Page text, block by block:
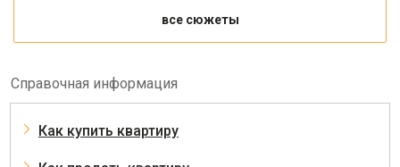
все сюжеты
Справочная информация
Как купить квартиру